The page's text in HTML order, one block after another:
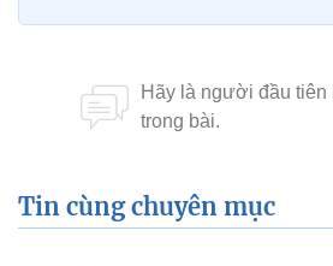
Tin cùng chuyên mục